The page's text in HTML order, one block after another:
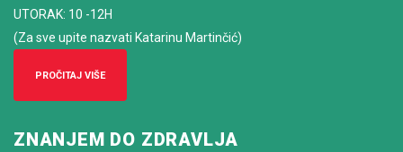
UTORAK: 10 -12H
(Za sve upite nazvati Katarinu Martinčić)
PROČITAJ VIŠE
ZNANJEM DO ZDRAVLJA